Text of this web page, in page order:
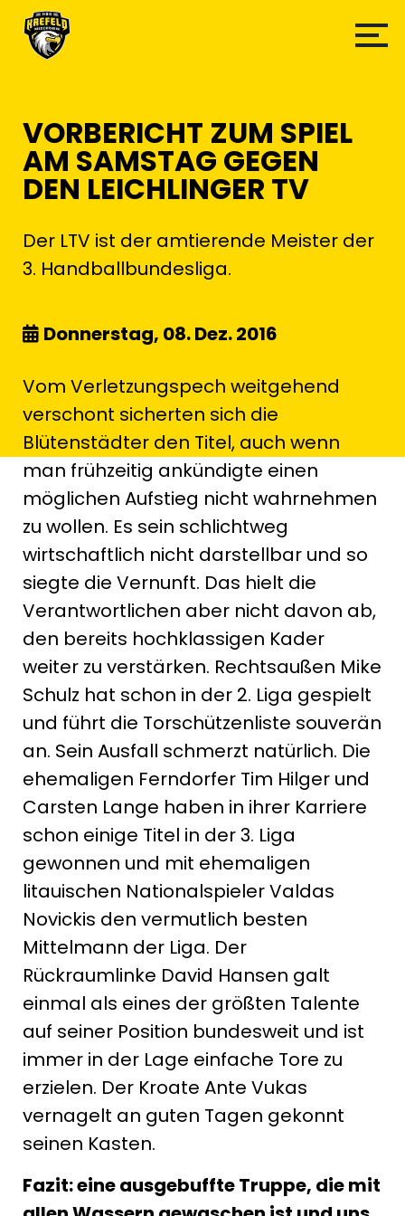
VORBERICHT ZUM SPIEL
AM SAMSTAG GEGEN
DEN LEICHLINGER TV
Der LTV ist der amtierende Meister der
3. Handballbundesliga.
Donnerstag, 08. Dez. 2016
Vom Verletzungspech weitgehend
verschont sicherten sich die
Blütenstädter den Titel, auch wenn
man frühzeitig ankündigte einen
möglichen Aufstieg nicht wahrnehmen
zu wollen. Es sein schlichtweg
wirtschaftlich nicht darstellbar und so
siegte die Vernunft. Das hielt die
Verantwortlichen aber nicht davon ab,
den bereits hochklassigen Kader
weiter zu verstärken. Rechtsaußen Mike
Schulz hat schon in der 2. Liga gespielt
und führt die Torschützenliste souverän
an. Sein Ausfall schmerzt natürlich. Die
ehemaligen Ferndorfer Tim Hilger und
Carsten Lange haben in ihrer Karriere
schon einige Titel in der 3. Liga
gewonnen und mit ehemaligen
litauischen Nationalspieler Valdas
Novickis den vermutlich besten
Mittelmann der Liga. Der
Rückraumlinke David Hansen galt
einmal als eines der größten Talente
auf seiner Position bundesweit und ist
immer in der Lage einfache Tore zu
erzielen. Der Kroate Ante Vukas
vernagelt an guten Tagen gekonnt
seinen Kasten.
Fazit: eine ausgebuffte Truppe, die mit